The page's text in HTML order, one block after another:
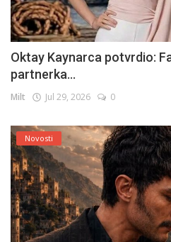
Oktay Kaynarca potvrdio:
partnerka...
Milt Jul 29, 2026 0
Novosti